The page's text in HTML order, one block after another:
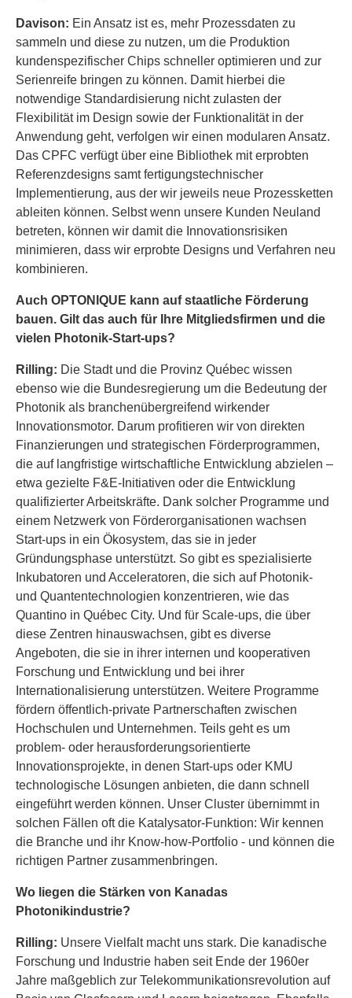
Davison: Ein Ansatz ist es, mehr Prozessdaten zu
sammeln und diese zu nutzen, um die Produktion
kundenspezifischer Chips schneller optimieren und zur
Serienreife bringen zu können. Damit hierbei die
notwendige Standardisierung nicht zulasten der
Flexibilität im Design sowie der Funktionalität in der
Anwendung geht, verfolgen wir einen modularen Ansatz.
Das CPFC verfügt über eine Bibliothek mit erprobten
Referenzdesigns samt fertigungstechnischer
Implementierung, aus der wir jeweils neue Prozessketten
ableiten können. Selbst wenn unsere Kunden Neuland
betreten, können wir damit die Innovationsrisiken
minimieren, dass wir erprobte Designs und Verfahren neu
kombinieren.
Auch OPTONIQUE kann auf staatliche Förderung
bauen. Gilt das auch für Ihre Mitgliedsfirmen und die
vielen Photonik-Start-ups?
Rilling: Die Stadt und die Provinz Québec wissen
ebenso wie die Bundesregierung um die Bedeutung der
Photonik als branchenübergreifend wirkender
Innovationsmotor. Darum profitieren wir von direkten
Finanzierungen und strategischen Förderprogrammen,
die auf langfristige wirtschaftliche Entwicklung abzielen –
etwa gezielte F&E-Initiativen oder die Entwicklung
qualifizierter Arbeitskräfte. Dank solcher Programme und
einem Netzwerk von Förderorganisationen wachsen
Start-ups in ein Ökosystem, das sie in jeder
Gründungsphase unterstützt. So gibt es spezialisierte
Inkubatoren und Acceleratoren, die sich auf Photonik-
und Quantentechnologien konzentrieren, wie das
Quantino in Québec City. Und für Scale-ups, die über
diese Zentren hinauswachsen, gibt es diverse
Angeboten, die sie in ihrer internen und kooperativen
Forschung und Entwicklung und bei ihrer
Internationalisierung unterstützen. Weitere Programme
fördern öffentlich-private Partnerschaften zwischen
Hochschulen und Unternehmen. Teils geht es um
problem- oder herausforderungsorientierte
Innovationsprojekte, in denen Start-ups oder KMU
technologische Lösungen anbieten, die dann schnell
eingeführt werden können. Unser Cluster übernimmt in
solchen Fällen oft die Katalysator-Funktion: Wir kennen
die Branche und ihr Know-how-Portfolio - und können die
richtigen Partner zusammenbringen.
Wo liegen die Stärken von Kanadas
Photonikindustrie?
Rilling: Unsere Vielfalt macht uns stark. Die kanadische
Forschung und Industrie haben seit Ende der 1960er
Jahre maßgeblich zur Telekommunikationsrevolution auf